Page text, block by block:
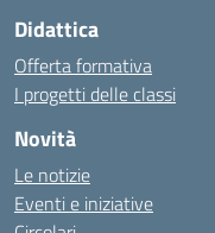
Didattica
Offerta formativa
I progetti delle classi
Novità
Le notizie
Eventi e iniziative